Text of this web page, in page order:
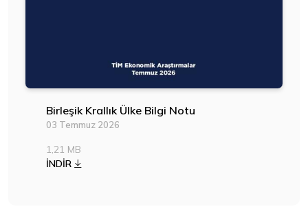
Birleşik Krallık Ülke Bilgi Notu
03 Temmuz 2026
1,21 MB
İNDİR